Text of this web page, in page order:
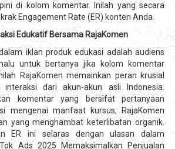
di kolom komentar. Inilah yang secara
Engagement Rate (ER) konten Anda.
Edukatif Bersama RajaKomen
iklan produk edukasi adalah audiens
untuk bertanya jika kolom komentar
RajaKomenmemainkan peran krusial
interaksi dari akun-akun asli Indonesia.
komentar yang bersifat pertanyaan
mengenai manfaat kursus, RajaKomen
yang menghambat keterlibatan organik.
ER ini selaras dengan ulasan dalam
Ads 2025 Memaksimalkan Penjualan